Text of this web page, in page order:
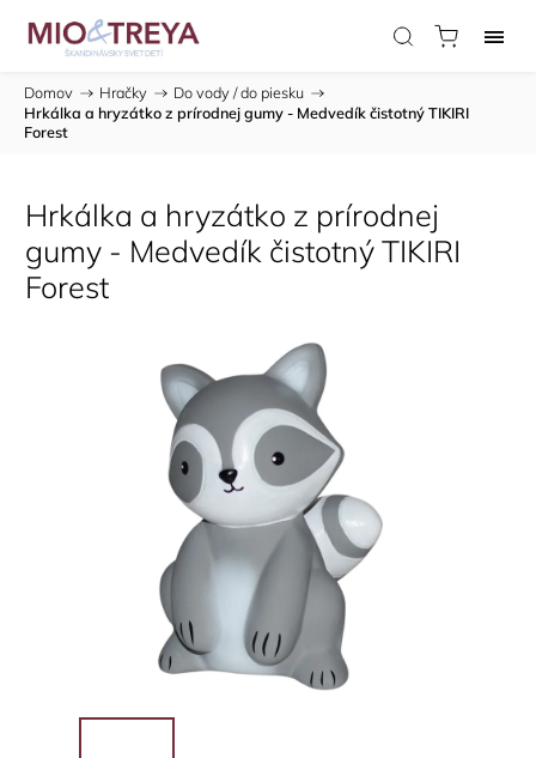
Domov / Hračky / Do vody / do piesku /
Hrkálka a hryzátko z prírodnej gumy - Medvedík čistotný TIKIRI
Forest
Hrkálka a hryzátko z prírodnej
gumy - Medvedík čistotný TIKIRI
Forest